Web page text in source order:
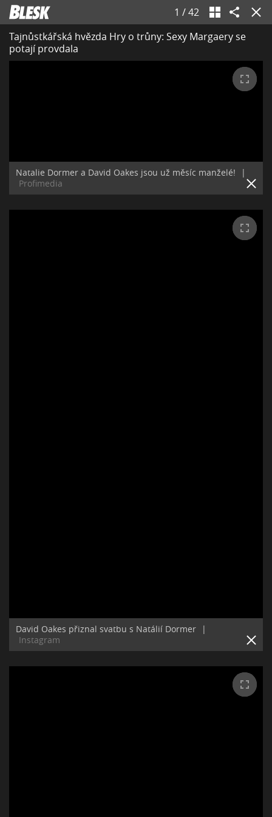
1 /42
Tajnůstkářská hvězda Hry o trůny: Sexy Margaery se
potají provdala
Natalie Dormer a David Oakes jsou už měsíc manželé!
|
Profimedia
David Oakes přiznal svatbu s Natálií Dormer
|
Instagram